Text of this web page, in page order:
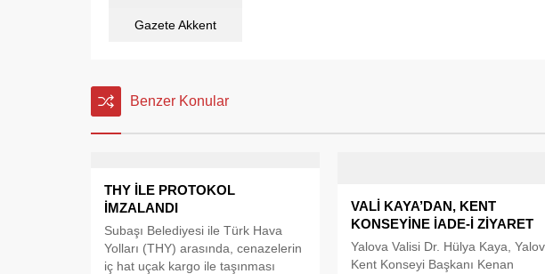
Gazete Akkent
Benzer Konular
THY İLE PROTOKOL
İMZALANDI
Subaşı Belediyesi ile Türk Hava
Yolları (THY) arasında, cenazelerin
iç hat uçak kargo ile taşınması
VALİ KAYA’DAN, KENT
KONSEYİNE İADE-İ ZİYARET
Yalova Valisi Dr. Hülya Kaya,
Kent Konseyi Başkanı Kenan